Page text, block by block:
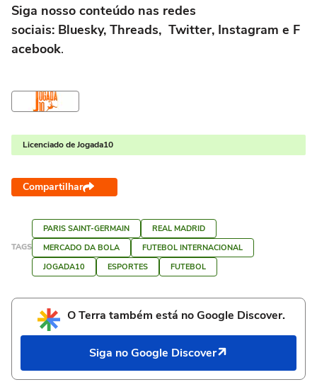
Siga nosso conteúdo nas redes
sociais: Bluesky, Threads, Twitter, Instagram e F
acebook.
Licenciado de Jogada10
Compartilhar
TAGS
PARIS SAINT-GERMAIN
REAL MADRID
MERCADO DA BOLA
FUTEBOL INTERNACIONAL
JOGADA10
ESPORTES FUTEBOL
O Terra também está no Google Discover.
Siga no Google Discover